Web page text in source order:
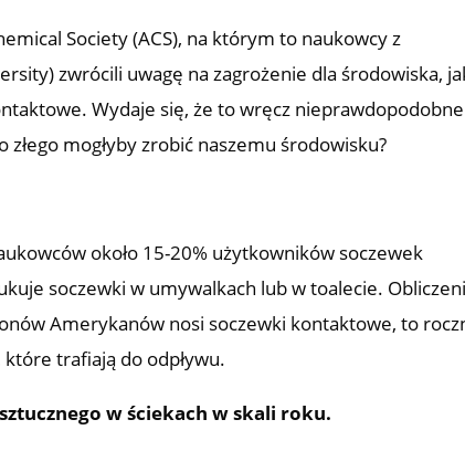
Society (ACS), na którym to naukowcy z
zwrócili uwagę na zagrożenie dla środowiska,
Wydaje się, że to wręcz
mogłyby zrobić naszemu środowisku?
około 15-20% użytkowników soczewek
soczewki w umywalkach lub w toalecie.
Amerykanów nosi soczewki kontaktowe, to
które trafiają do odpływu.
w ściekach w skali roku.